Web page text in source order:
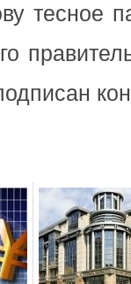
тесное